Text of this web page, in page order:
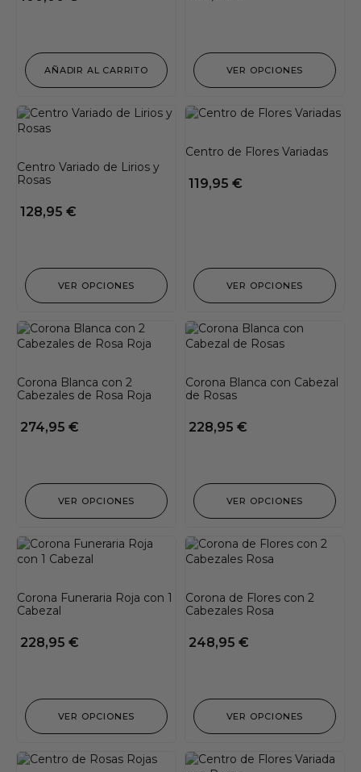
AÑADIR AL CARRITO VER OPCIONES
Centro Variado de Lirios y
Rosas
128,95 €
VER OPCIONES
Centro de Flores Variadas
119,95 €
VER OPCIONES
Corona Blanca con 2
Cabezales de Rosa Roja
274,95 €
VER OPCIONES
Corona Blanca con Cabezal
de Rosas
228,95 €
VER OPCIONES
Corona Funeraria Roja con 1
Cabezal
228,95 €
VER OPCIONES
Corona de Flores con 2
Cabezales Rosa
248,95 €
VER OPCIONES